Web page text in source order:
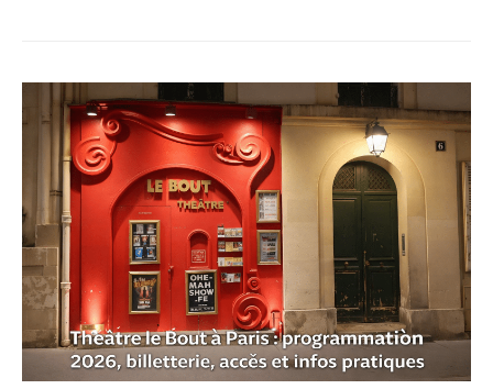
Théâtre
le
Bout
Paris
:
programmation
2026,
billetterie,
accès
et